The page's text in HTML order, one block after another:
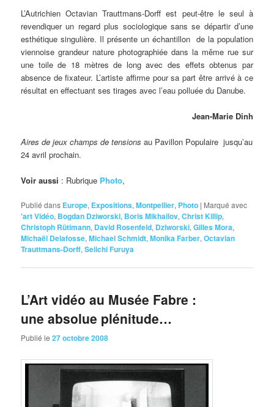
L’Autrichien Octavian Trauttmans-Dorff est peut-être le seul à
revendiquer un regard plus sociologique sans se départir d’une
esthétique singulière. Il présente un échantillon de la population
viennoise grandeur nature photographiée dans la même rue sur
une toile de 18 mètres de long avec des effets obtenus par
absence de fixateur. L’artiste affirme pour sa part être arrivé à ce
résultat en effectuant ses tirages avec l’eau polluée du Danube.
Jean-Marie Dinh
Aires de jeux champs de tensions au Pavillon Populaire jusqu’au
24 avril prochain.
Voir aussi : Rubrique Photo,
Publié dans Europe, Expositions,Montpellier, Photo | Marqué avec
'art Vidéo, Bogdan Dziworski, Boris Mikhailov,Christ Killip,
Christoph Rütimann, David Rosenfeld, Dziworski,Gilles Mora,
Michaël Delafosse,Michael Schmidt,Monika Farber,Octavian
Trauttmans-Dorff,Seiichi Furuya
L’Art vidéo au Musée Fabre :
une absolue plénitude…
Publié le27 octobre 2008